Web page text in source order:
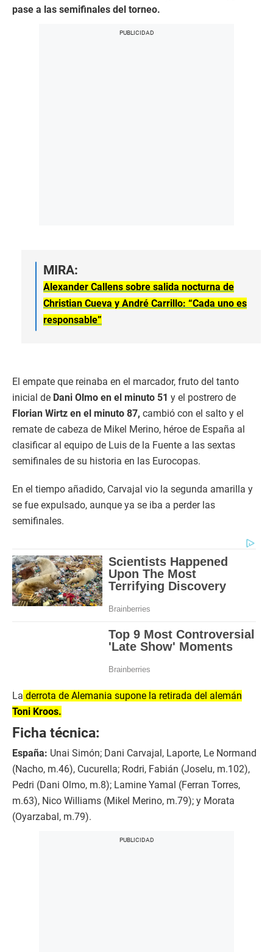
pase a las semifinales del torneo.
MIRA:
Alexander Callens sobre salida nocturna de
Christian Cueva y André Carrillo: “Cada uno es
responsable”
El empate que reinaba en el marcador, fruto del tanto
inicial de Dani Olmo en el minuto 51 y el postrero de
Florian Wirtz en el minuto 87, cambió con el salto y el
remate de cabeza de Mikel Merino, héroe de España al
clasificar al equipo de Luis de la Fuente a las sextas
semifinales de su historia en las Eurocopas.
En el tiempo añadido, Carvajal vio la segunda amarilla y
se fue expulsado, aunque ya se iba a perder las
semifinales.
La derrota de Alemania supone la retirada del alemán
Toni Kroos.
Ficha técnica:
España: Unai Simón; Dani Carvajal, Laporte, Le Normand
(Nacho, m.46), Cucurella; Rodri, Fabián (Joselu, m.102),
Pedri (Dani Olmo, m.8); Lamine Yamal (Ferran Torres,
m.63), Nico Williams (Mikel Merino, m.79); y Morata
(Oyarzabal, m.79).